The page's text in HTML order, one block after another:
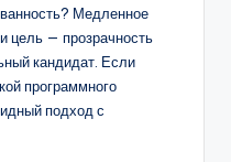
Медленное
цель — прозрачность
кандидат. Если
программного
подход с